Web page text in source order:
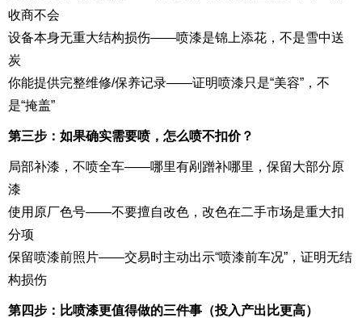
收商不会
设备本身无重大结构损伤——喷漆是锦上添花，不是雪中送
炭
你能提供完整维修/保养记录——证明喷漆只是“美容”，不
是“掩盖”
第三步：如果确实需要喷，怎么喷不扣价？
局部补漆，不喷全车——哪里有剐蹭补哪里，保留大部分原
漆
使用原厂色号——不要擅自改色，改色在二手市场是重大扣
分项
保留喷漆前照片——交易时主动出示“喷漆前车况”，证明无结
构损伤
第四步：比喷漆更值得做的三件事（投入产出比更高）